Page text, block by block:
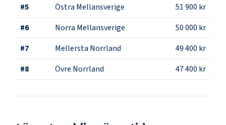
#5 Östra Mellansverige
51 900 kr
#6 Norra Mellansverige
50 000 kr
#7 Mellersta Norrland
49 400 kr
#8 Övre Norrland 47 400 kr